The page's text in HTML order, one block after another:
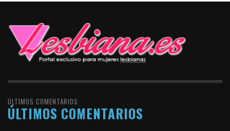
ÚLTIMOS COMENTARIOS
ÚLTIMOS COMENTARIOS